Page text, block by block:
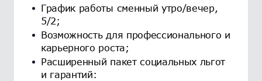
График работы сменный утро/вечер,
5/2;
Возможность для профессионального и
карьерного роста;
Расширенный пакет социальных льгот
и гарантий: